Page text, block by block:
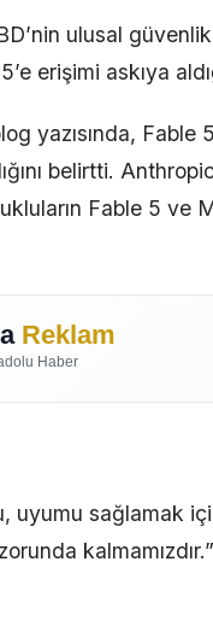
ulusal
erişimi askıya
yazısında, Fable
belirtti.
Fable 5 ve
Reklam
Haber
uyumu sağlamak
kalmamızdır.”